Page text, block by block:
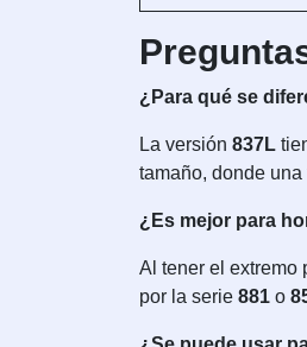
¿Para qué se
La versión 837L
tamaño, donde
¿Es mejor para
Al tener el extremo
por la serie 881 o